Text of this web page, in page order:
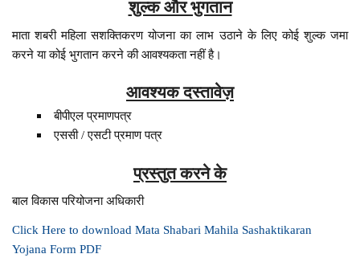
शुल्क और भुगतान
माता शबरी महिला सशक्तिकरण योजना का लाभ उठाने के लिए कोई शुल्क जमा
करने या कोई भुगतान करने की आवश्यकता नहीं है।
आवश्यक दस्तावेज़
बीपीएल प्रमाणपत्र
एससी / एसटी प्रमाण पत्र
प्रस्तुत करने के
बाल विकास परियोजना अधिकारी
Click Here to download Mata Shabari Mahila Sashaktikaran
Yojana Form PDF